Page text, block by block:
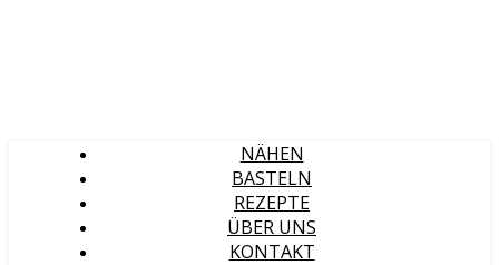
NÄHEN
BASTELN
REZEPTE
ÜBER UNS
KONTAKT